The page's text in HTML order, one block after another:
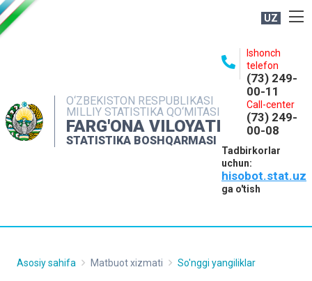
UZ
O‘ZBEKISTON RESPUBLIKASI
MILLIY STATISTIKA QO‘MITASI
FARG'ONA VILOYATI
STATISTIKA BOSHQARMASI
Ishonch
telefon
(73) 249-
00-11
Call-center
(73) 249-
00-08
Tadbirkorlar
uchun:
hisobot.stat.uz
ga o'tish
NASHRLAR
INTERAKTIV XIZMATLAR
MATBUOT XIZMATI
Asosiy sahifa Matbuot xizmati So'nggi yangiliklar